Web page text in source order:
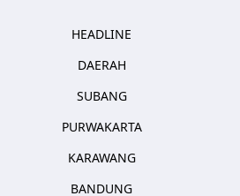
HEADLINE
DAERAH
SUBANG
PURWAKARTA
KARAWANG
BANDUNG